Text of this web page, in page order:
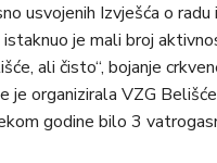
usvojenih Izvješća o
istaknuo je mali broj
ali čisto“, bojanje
je organizirala VZG
godine bilo 3